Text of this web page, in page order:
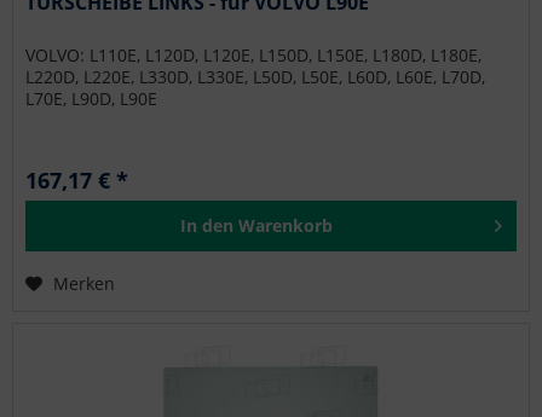
VOLVO: L110E, L120D, L120E, L150D, L150E, L180D, L180E,
L220D, L220E, L330D, L330E, L50D, L50E, L60D, L60E, L70D,
L70E, L90D, L90E
167,17 € *
In den Warenkorb
Merken